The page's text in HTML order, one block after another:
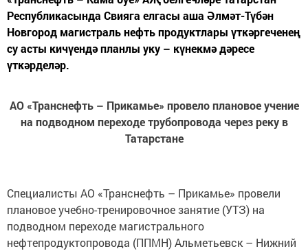
Республикасында Свияга елгасы аша Әлмәт-Түбән
Новгород магистраль нефть продуктлары үткәргеченең
су асты кичүендә планлы уку – күнекмә дәресе
үткәрделәр.
АО «Транснефть – Прикамье» провело плановое учение
на подводном переходе трубопровода через реку в
Татарстане
Специалисты АО «Транснефть – Прикамье» провели
плановое учебно-тренировочное занятие (УТЗ) на
подводном переходе магистрального
нефтепродуктопровода (ППМН) Альметьевск – Нижний